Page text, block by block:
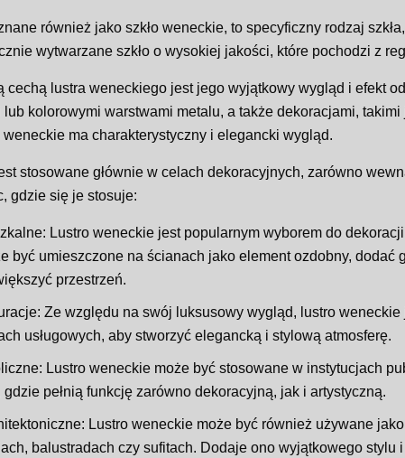
również jako szkło weneckie, to specyficzny rodzaj
wytwarzane szkło o wysokiej jakości, które pochodzi z
cechą lustra weneckiego jest jego wyjątkowy wygląd i efekt
lub kolorowymi warstwami metalu, a także dekoracjami,
weneckie ma charakterystyczny i elegancki wygląd.
stosowane głównie w celach dekoracyjnych, zarówno
gdzie się je stosuje:
Lustro weneckie jest popularnym wyborem do
być umieszczone na ścianach jako element ozdobny, dodać
przestrzeń.
Ze względu na swój luksusowy wygląd, lustro
usługowych, aby stworzyć elegancką i stylową atmosferę.
Lustro weneckie może być stosowane w instytucjach
pełnią funkcję zarówno dekoracyjną, jak i artystyczną.
Lustro weneckie może być również używane
balustradach czy sufitach. Dodaje ono wyjątkowego stylu